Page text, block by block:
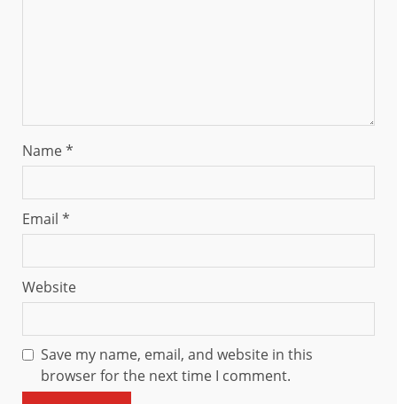
Name*
Email *
Website
Save my name, email, and website in this
browser for the next time I comment.